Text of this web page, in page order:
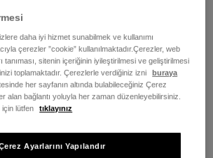
daha iyi hizmet sunabilmek ve kullanımı
çerezler ”cookie” kullanılmaktadır.Çerezler, web
tanıması, sitenin içeriğinin iyileştirilmesi ve geliştirilmesi
toplamaktadır. Çerezlerle verdiğiniz izni
buraya
her sayfanın altında bulabileceğiniz Çerez
alan bağlantı yoluyla her zaman düzenleyebilirsiniz.
için lütfen
tıklayınız
Ayarlarını Yapılandır